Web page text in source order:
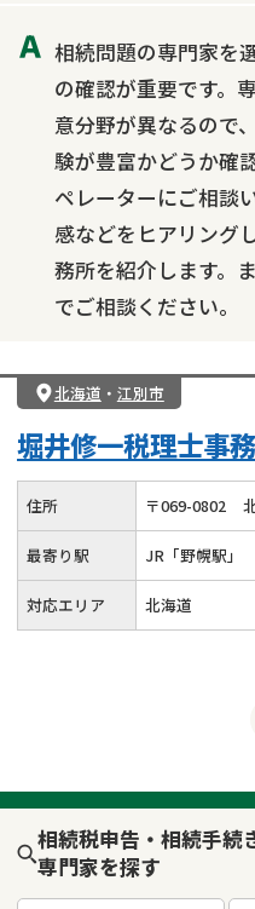
相続問題の専門家を
の確認が重要です。
意分野が異なるので
験が豊富かどうか確
ペレーターにご相談
感などをヒアリング
務所を紹介します。
でご相談ください。
北海道 ・ 江別市
堀井修一税理士事
住所 〒069-0802
最寄り駅 JR「野幌駅」
対応エリア 北海道
相続税申告・相続手続
専門家を探す